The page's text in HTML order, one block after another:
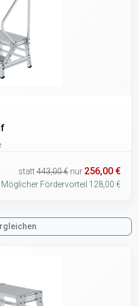
statt443,00 € nur 256,00 €
Möglicher Fördervorteil 128,00 €